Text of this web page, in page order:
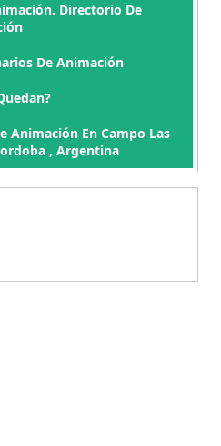
Directorio De
De Animación
Animación En Campo Las
, Argentina